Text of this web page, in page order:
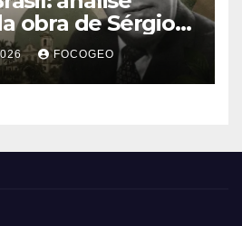
obra de Sérgio
e sua
para entender a
Brasil
FOCOGEO